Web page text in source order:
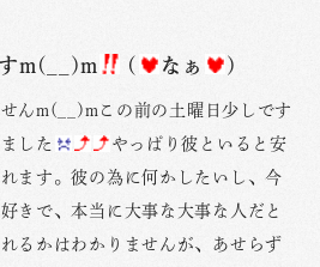
m(__)m ( なぁ )
んm(__)mこの前の土曜日少しです
した
やっぱり彼といると安
ます。彼の為に何かしたいし、今
きで、本当に大事な大事な人だと
るかはわかりませんが、あせらず